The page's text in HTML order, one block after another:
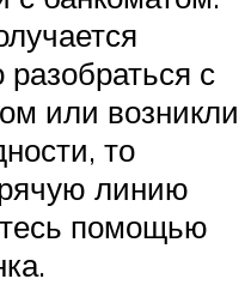
с
или возникли
то
линию
помощью